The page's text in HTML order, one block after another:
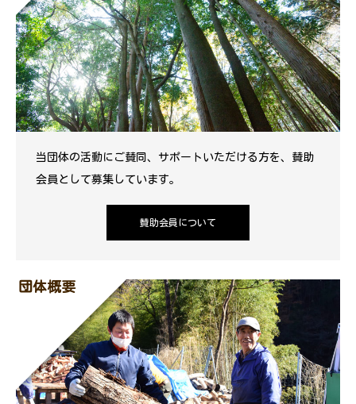
当団体の活動にご賛同、サポートいただける方を、賛助
会員として募集しています。
賛助会員について
団体概要